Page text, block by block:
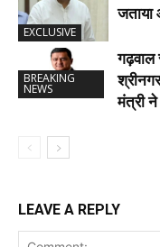
EXCLUSIVE
जताया
BREAKING
NEWS
गढ़वाल
मंत्री ने
LEAVE A REPLY